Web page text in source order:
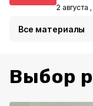
2 августа
Все материалы
Выбор